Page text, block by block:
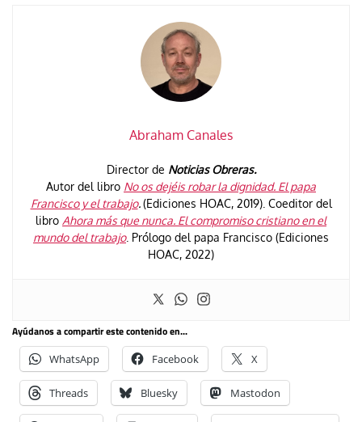
Abraham Canales
Director de Noticias Obreras.
Autor del libro No os dejéis robar la dignidad. El papa
Francisco y el trabajo.(Ediciones HOAC, 2019). Coeditor del
libro Ahora más que nunca. El compromiso cristiano en el
mundo del trabajo. Prólogo del papa Francisco (Ediciones
HOAC, 2022)
Ayúdanos a compartir este contenido en...
WhatsApp Facebook X
Threads Bluesky Mastodon